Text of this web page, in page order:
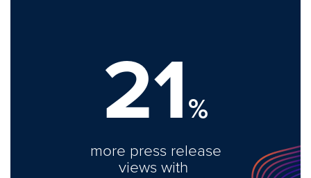
21%
more press release
views with